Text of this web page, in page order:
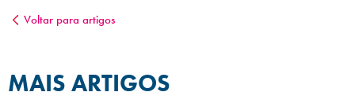
Voltar para artigos
MAIS ARTIGOS